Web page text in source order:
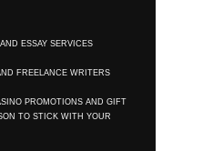
ESSAY SERVICES
FREELANCE WRITERS
PROMOTIONS AND GIFT
TO STICK WITH YOUR